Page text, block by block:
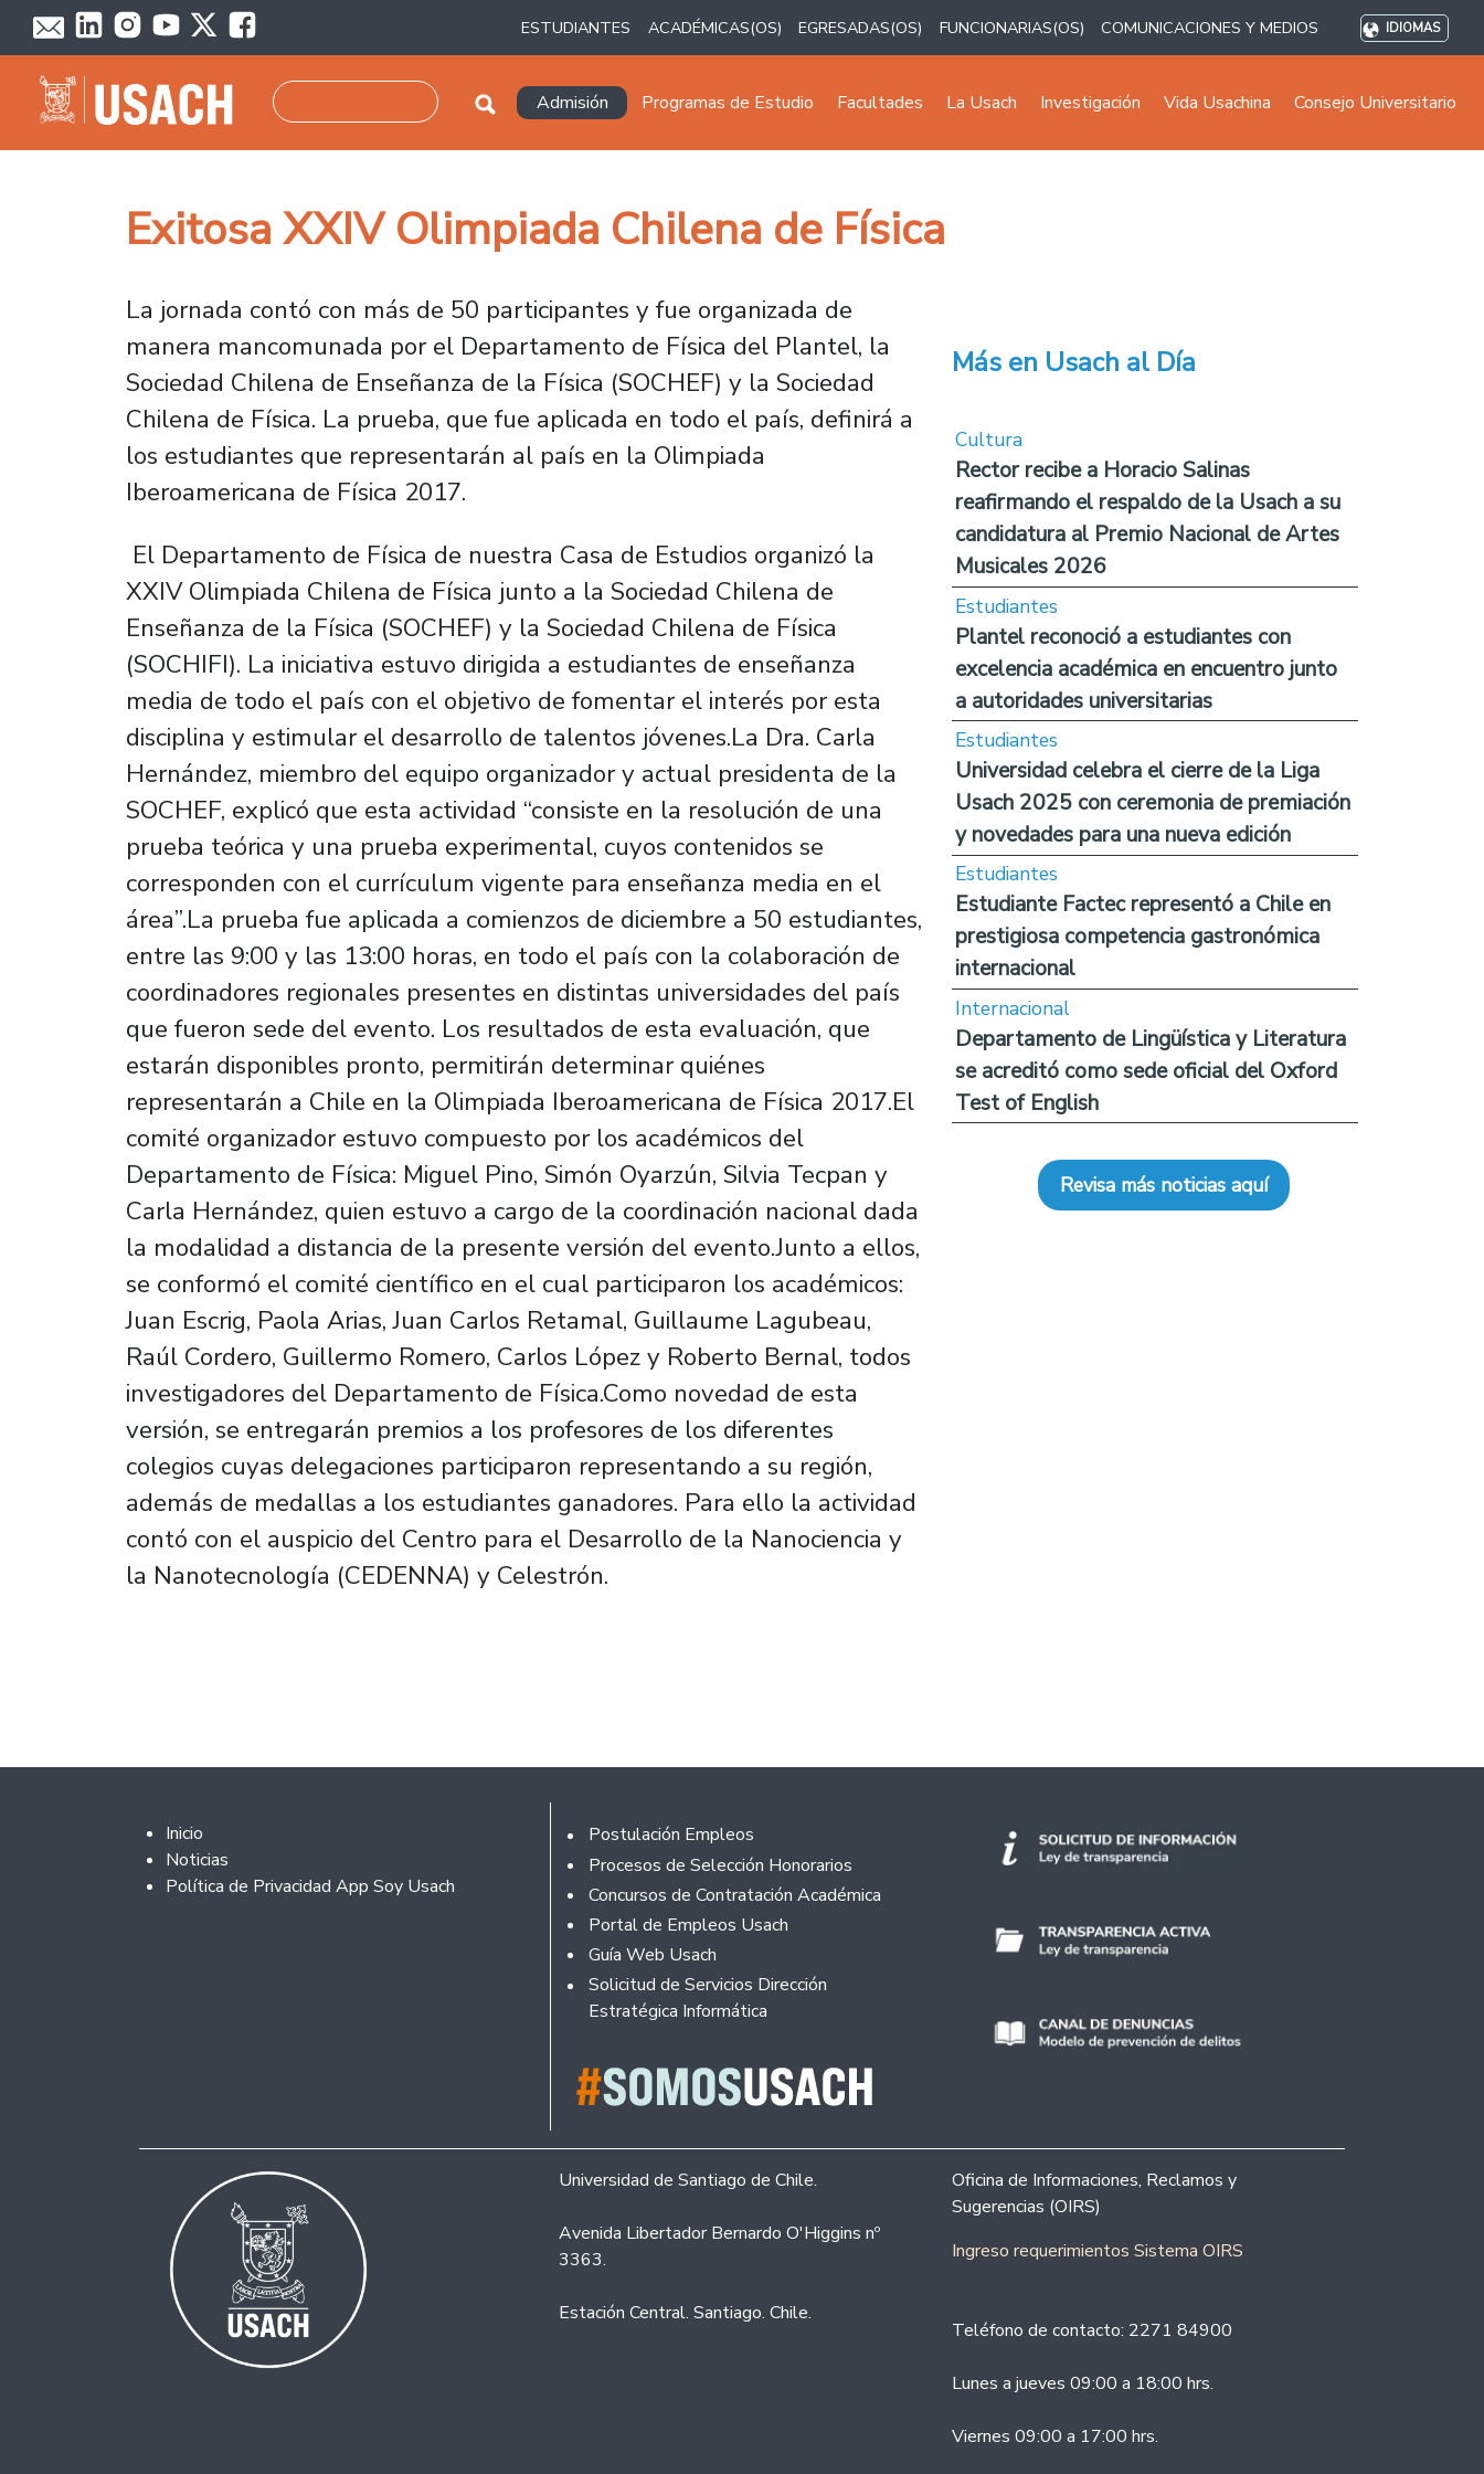
Pasar al contenido principal
ESTUDIANTES ACADÉMICAS(OS) EGRESADAS(OS) FUNCIONARIAS(OS) COMUNICACIONES Y MEDIOS IDIOMAS
Navegación principal
Admisión Programas de Estudio Facultades La Usach Investigación Vida Usachina Consejo Universitario
Exitosa XXIV Olimpiada Chilena de Física
La jornada contó con más de 50 participantes y fue organizada de
manera mancomunada por el Departamento de Física del Plantel, la
Sociedad Chilena de Enseñanza de la Física (SOCHEF) y la Sociedad
Chilena de Física. La prueba, que fue aplicada en todo el país, definirá a
los estudiantes que representarán al país en la Olimpiada
Iberoamericana de Física 2017.
El Departamento de Física de nuestra Casa de Estudios organizó la
XXIV Olimpiada Chilena de Física junto a la Sociedad Chilena de
Enseñanza de la Física (SOCHEF) y la Sociedad Chilena de Física
(SOCHIFI). La iniciativa estuvo dirigida a estudiantes de enseñanza
media de todo el país con el objetivo de fomentar el interés por esta
disciplina y estimular el desarrollo de talentos jóvenes.La Dra. Carla
Hernández, miembro del equipo organizador y actual presidenta de la
SOCHEF, explicó que esta actividad “consiste en la resolución de una
prueba teórica y una prueba experimental, cuyos contenidos se
corresponden con el currículum vigente para enseñanza media en el
área”.La prueba fue aplicada a comienzos de diciembre a 50 estudiantes,
entre las 9:00 y las 13:00 horas, en todo el país con la colaboración de
coordinadores regionales presentes en distintas universidades del país
que fueron sede del evento. Los resultados de esta evaluación, que
estarán disponibles pronto, permitirán determinar quiénes
representarán a Chile en la Olimpiada Iberoamericana de Física 2017.El
comité organizador estuvo compuesto por los académicos del
Departamento de Física: Miguel Pino, Simón Oyarzún, Silvia Tecpan y
Carla Hernández, quien estuvo a cargo de la coordinación nacional dada
la modalidad a distancia de la presente versión del evento.Junto a ellos,
se conformó el comité científico en el cual participaron los académicos:
Juan Escrig, Paola Arias, Juan Carlos Retamal, Guillaume Lagubeau,
Raúl Cordero, Guillermo Romero, Carlos López y Roberto Bernal, todos
investigadores del Departamento de Física.Como novedad de esta
versión, se entregarán premios a los profesores de los diferentes
colegios cuyas delegaciones participaron representando a su región,
además de medallas a los estudiantes ganadores. Para ello la actividad
contó con el auspicio del Centro para el Desarrollo de la Nanociencia y
la Nanotecnología (CEDENNA) y Celestrón.
Más en Usach al Día
Cultura
Rector recibe a Horacio Salinas
reafirmando el respaldo de la Usach a su
candidatura al Premio Nacional de Artes
Musicales 2026
Estudiantes
Plantel reconoció a estudiantes con
excelencia académica en encuentro junto
a autoridades universitarias
Estudiantes
Universidad celebra el cierre de la Liga
Usach 2025 con ceremonia de premiación
y novedades para una nueva edición
Estudiantes
Estudiante Factec representó a Chile en
prestigiosa competencia gastronómica
internacional
Internacional
Departamento de Lingüística y Literatura
se acreditó como sede oficial del Oxford
Test of English
Revisa más noticias aquí
Footer 2
Inicio
Noticias
Política de Privacidad App Soy Usach
Footer
Postulación Empleos
Procesos de Selección Honorarios
Concursos de Contratación Académica
Portal de Empleos Usach
Guía Web Usach
Solicitud de Servicios Dirección
Estratégica Informática
Universidad de Santiago de Chile.
Avenida Libertador Bernardo O'Higgins nº
3363.
Estación Central. Santiago. Chile.
Oficina de Informaciones, Reclamos y
Sugerencias (OIRS)
Ingreso requerimientos Sistema OIRS
Teléfono de contacto: 2271 84900
Lunes a jueves 09:00 a 18:00 hrs.
Viernes 09:00 a 17:00 hrs.